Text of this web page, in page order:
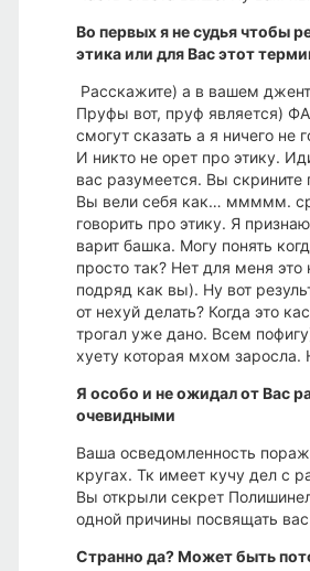
Во первых я не судья чтобы
этика или для Вас этот
Расскажите) а в вашем
Пруфы вот, пруф является)
смогут сказать а я ничего не
И никто не орет про этику.
вас разумеется. Вы скрините
Вы вели себя как… ммммм.
говорить про этику. Я
варит башка. Могу понять
просто так? Нет для меня
подряд как вы). Ну вот
от нехуй делать? Когда это
трогал уже дано. Всем
хуету которая мхом заросла.
Я особо и не ожидал от Вас
очевидными
Ваша осведомленность
кругах. Тк имеет кучу дел с
Вы открыли секрет
одной причины посвящать
Странно да? Может быть